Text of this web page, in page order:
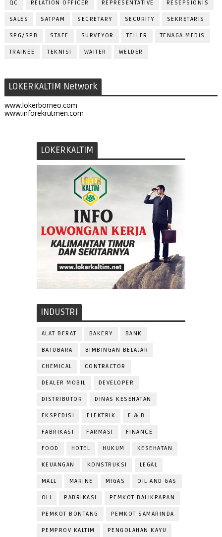
QC RELATION OFFICER REPRESENTATIVE RESEPSIONIS
SALES SATPAM SECRETARY SECURITY SEKRETARIS
SPG/SPB STAFF SURVEYOR TELLER TENAGA MEDIS
TRAINEE TEKNISI WAITER WELDER
LOKERKALTIM Network
www.lokerborneo.com
www.inforekrutmen.com
LOKERKALTIM
INDUSTRI
ALAT BERAT BAKERY BANK
BATUBARA BIMBINGAN BELAJAR
CHEMICAL CONTRACTOR
DEALER MOBIL DEVELOPER
DISTRIBUTOR DINAS KESEHATAN
EKSPEDISI ELEKTRIK F & B
FABRIKASI FARMASI FINANCE
FOOD HOTEL HUKUM KESEHATAN
KEUANGAN KONSTRUKSI LEGAL
MALL MARINE MIGAS OIL AND GAS
OLI PABRIKASI PEMKOT BALIKPAPAN
PEMKOT BONTANG PEMKOT SAMARINDA
PEMPROV KALTIM PENGOLAHAN KAYU